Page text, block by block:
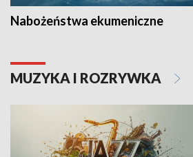
Nabożeństwa ekumeniczne
MUZYKA I ROZRYWKA